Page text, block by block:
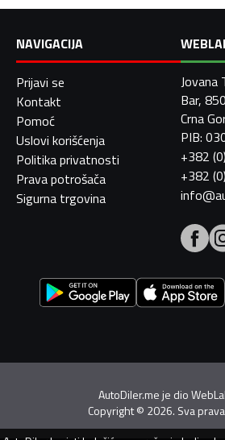
NAVIGACIJA
Prijavi se
Kontakt
Pomoć
Uslovi korišćenja
Politika privatnosti
Prava potrošača
Sigurna trgovina
Jovana
Bar,
Crna
PIB:
+382
+382
AutoDiler.me je dio
Copyright© 2026. Sva